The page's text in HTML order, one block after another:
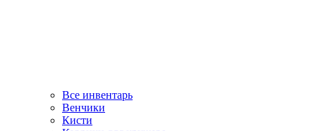
Все инвентарь
Венчики
Кисти